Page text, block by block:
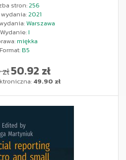
stron:256
2021
Warszawa
Wydanie:I
miękka
Format:B5
50.92 zł
49.90 zł